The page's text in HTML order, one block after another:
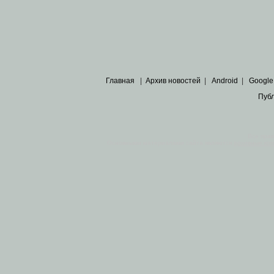
Главная | Архив новостей | Android | Google